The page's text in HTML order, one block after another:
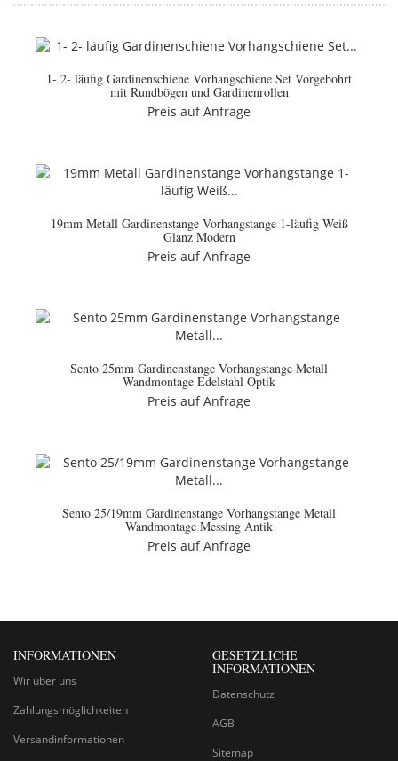
1- 2- läufig Gardinenschiene Vorhangschiene Set Vorgebohrt
mit Rundbögen und Gardinenrollen
Preis auf Anfrage
19mm Metall Gardinenstange Vorhangstange 1-läufig Weiß
Glanz Modern
Preis auf Anfrage
Sento 25mm Gardinenstange Vorhangstange Metall
Wandmontage Edelstahl Optik
Preis auf Anfrage
Sento 25/19mm Gardinenstange Vorhangstange Metall
Wandmontage Messing Antik
Preis auf Anfrage
INFORMATIONEN
Wir über uns
Zahlungsmöglichkeiten
Versandinformationen
GESETZLICHE
INFORMATIONEN
Datenschutz
AGB
Sitemap